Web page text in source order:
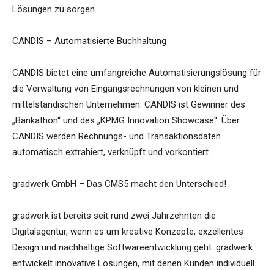
Lösungen zu sorgen.
CANDIS – Automatisierte Buchhaltung
CANDIS bietet eine umfangreiche Automatisierungslösung für
die Verwaltung von Eingangsrechnungen von kleinen und
mittelständischen Unternehmen. CANDIS ist Gewinner des
„Bankathon“ und des „KPMG Innovation Showcase“. Über
CANDIS werden Rechnungs- und Transaktionsdaten
automatisch extrahiert, verknüpft und vorkontiert.
gradwerk GmbH – Das CMS5 macht den Unterschied!
gradwerk ist bereits seit rund zwei Jahrzehnten die
Digitalagentur, wenn es um kreative Konzepte, exzellentes
Design und nachhaltige Softwareentwicklung geht. gradwerk
entwickelt innovative Lösungen, mit denen Kunden individuell